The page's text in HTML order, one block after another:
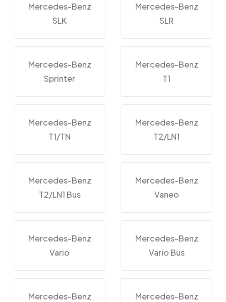
Mercedes-Benz
SLK
Mercedes-Benz
SLR
Mercedes-Benz
Sprinter
Mercedes-Benz
T1
Mercedes-Benz
T1/TN
Mercedes-Benz
T2/LN1
Mercedes-Benz
T2/LN1 Bus
Mercedes-Benz
Vaneo
Mercedes-Benz
Vario
Mercedes-Benz
Vario Bus
Mercedes-Benz
Mercedes-Benz